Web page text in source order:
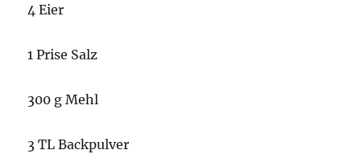
4 Eier
1 Prise Salz
300 g Mehl
3 TL Backpulver